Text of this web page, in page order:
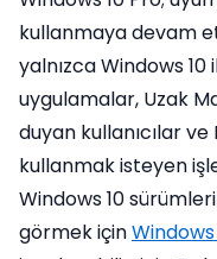
kullanmaya devam
yalnızca Windows
uygulamalar, Uzak
duyan kullanıcılar
kullanmak isteyen
Windows 10
görmek için